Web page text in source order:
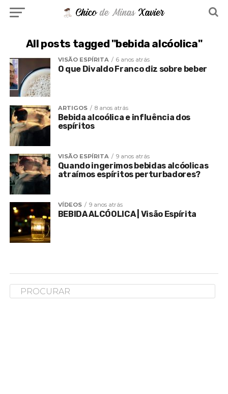
All posts tagged "bebida alcóolica"
VISÃO ESPÍRITA 6 anos atrás
O que Divaldo Franco diz sobre beber
ARTIGOS 8 anos atrás
Bebida alcoólica e influência dos
espíritos
VISÃO ESPÍRITA 9 anos atrás
Quando ingerimos bebidas alcóolicas
atraímos espíritos perturbadores?
VÍDEOS 9 anos atrás
BEBIDA ALCÓOLICA | Visão Espírita